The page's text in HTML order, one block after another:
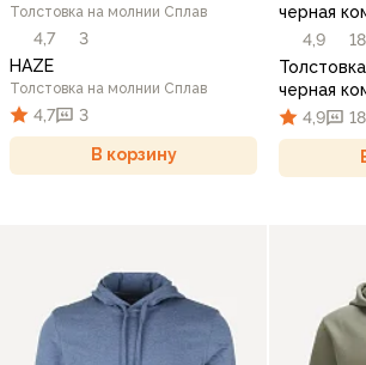
Толстовка на молнии Сплав
4,7
3
HAZE
Толстовка на молнии Сплав
4,7 3
В корзину
черная
4,9
черная
4,9